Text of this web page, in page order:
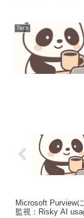
Tech
Microsoft Purview
監視：Risky AI